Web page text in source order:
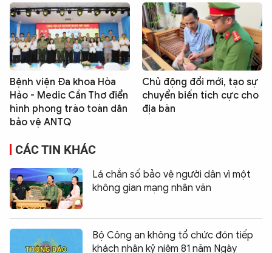
Bệnh viện Đa khoa Hòa
Hảo - Medic Cần Thơ điển
hình phong trào toàn dân
bảo vệ ANTQ
Chủ động đổi mới, tạo sự
chuyển biến tích cực cho
địa bàn
CÁC TIN KHÁC
Lá chắn số bảo vệ người dân vì một
không gian mạng nhân văn
Bộ Công an không tổ chức đón tiếp
khách nhân kỷ niệm 81 năm Ngày